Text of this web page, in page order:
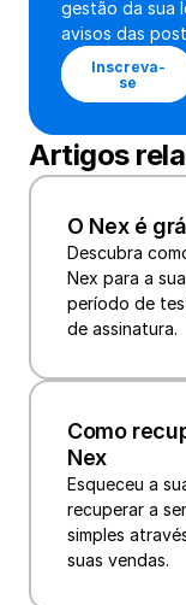
gestão da sua
avisos das
Inscreva-
se
Artigos
O Nex é
Descubra
Nex para a
período de
de assinatura.
Como
Nex
Esqueceu a
recuperar a
simples
suas vendas.